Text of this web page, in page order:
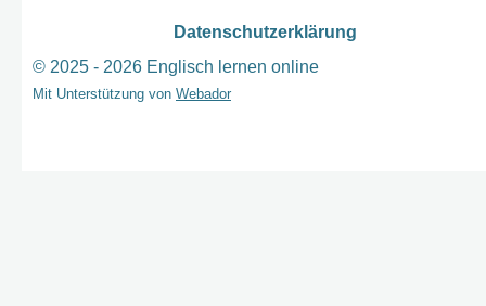
Datenschutzerklärung
© 2025 - 2026 Englisch lernen online
Mit Unterstützung von Webador